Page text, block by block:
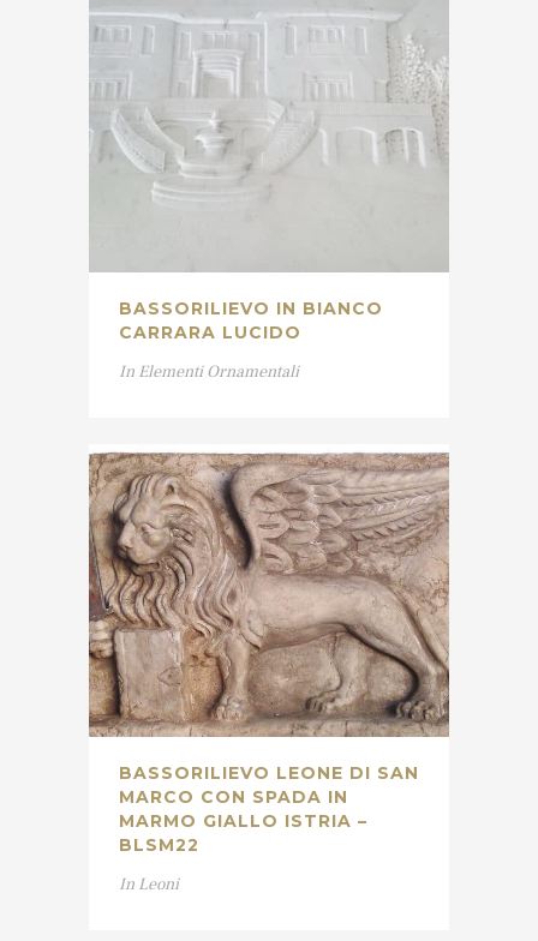
BASSORILIEVO IN BIANCO
CARRARA LUCIDO
In Elementi Ornamentali
BASSORILIEVO LEONE DI SAN
MARCO CON SPADA IN
MARMO GIALLO ISTRIA –
BLSM22
In Leoni